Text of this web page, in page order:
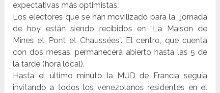
expectativas más optimistas.
Los electores que se han movilizado para la jornada
de hoy están siendo recibidos en “La Maison de
Mines et Pont et Chaussées”. El centro, que cuenta
con dos mesas, permanecerá abierto hasta las 5 de
la tarde (hora local).
Hasta el último minuto la MUD de Francia seguía
invitando a todos los venezolanos residentes en el